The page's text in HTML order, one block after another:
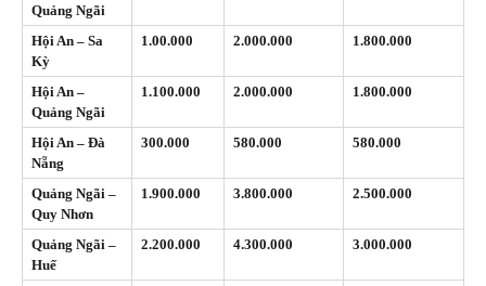
Quảng Ngãi
Hội An – Sa
Kỳ
1.00.000 2.000.000 1.800.000
Hội An –
Quảng Ngãi
1.100.000 2.000.000 1.800.000
Hội An – Đà
Nẵng
300.000 580.000 580.000
Quảng Ngãi –
Quy Nhơn
1.900.000 3.800.000 2.500.000
Quảng Ngãi –
Huế
2.200.000 4.300.000 3.000.000